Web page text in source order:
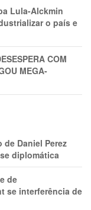
Lula-Alckmin
o país e
COM
MEGA-
Daniel Perez
diplomática
de
se interferência de